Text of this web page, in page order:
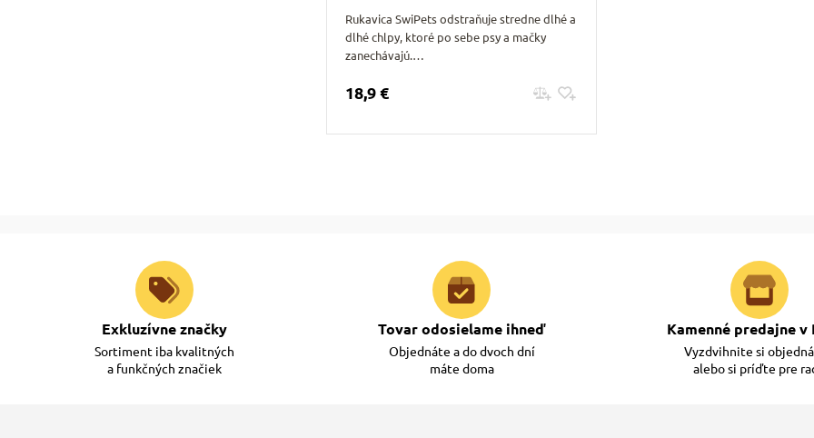
Rukavica SwiPets odstraňuje stredne dlhé a
dlhé chlpy, ktoré po sebe psy a mačky
zanechávajú.…
18,9 €
Exkluzívne značky
Sortiment iba kvalitných
a funkčných značiek
Tovar odosielame ihneď
Objednáte a do dvoch dní
máte doma
Kamenné predajne v
Vyzdvihnite si
alebo si príďte pre